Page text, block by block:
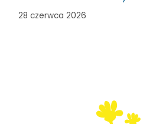
28 czerwca 2026